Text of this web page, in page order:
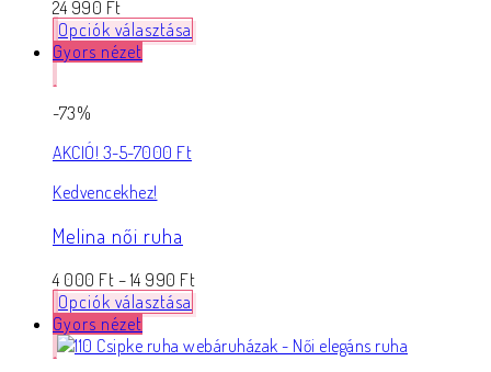
24 990 Ft
Opciók választása
Gyors nézet
-73%
AKCIÓ! 3-5-7000 Ft
Kedvencekhez!
Melina női ruha
4 000 Ft – 14 990 Ft
Opciók választása
Gyors nézet